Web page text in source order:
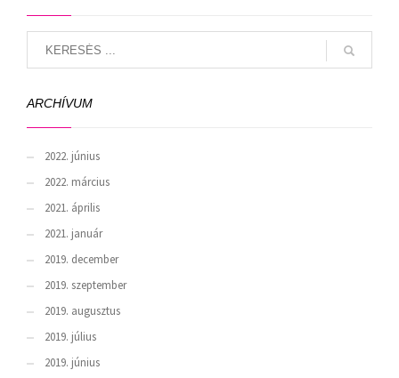
ARCHÍVUM
2022. június
2022. március
2021. április
2021. január
2019. december
2019. szeptember
2019. augusztus
2019. július
2019. június